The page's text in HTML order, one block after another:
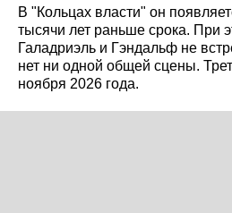
В "Кольцах власти" он
тысячи лет раньше срока. При
Галадриэль и Гэндальф не
нет ни одной общей сцены.
ноября 2026 года.